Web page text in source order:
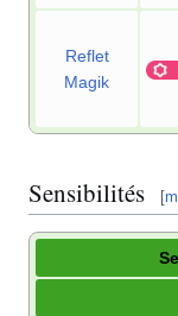
Reflet
Magik
Sensibilités [